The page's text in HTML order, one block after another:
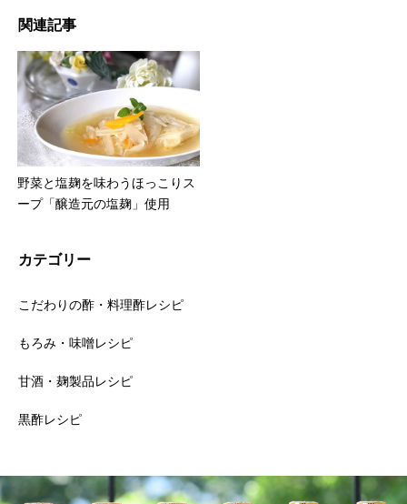
関連記事
野菜と塩麹を味わうほっこりス
ープ「醸造元の塩麹」使用
カテゴリー
こだわりの酢・料理酢レシピ
もろみ・味噌レシピ
甘酒・麹製品レシピ
黒酢レシピ